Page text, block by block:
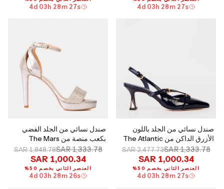
4d 03 h 28 m 26s
4d 03 h 28 m 26s
صندل نسائي من الجلد باللون
الأزرق الداكن من The Atlantic
SAR 1,333.78
SAR 2,477.73
SAR 1,000.34
العنصر الثاني بخصم 50%
4d 03 h 28 m 26s
صندل نسائي من الجلد الفضي
بكعب منصة من The Mars
SAR 1,333.78
SAR 1,848.78
SAR 1,000.34
العنصر الثاني بخصم 50%
4d 03 h 28 m 26s